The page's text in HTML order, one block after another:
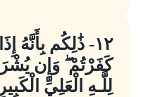
١٢- ذَٰلِكُم بِأَنَّهُ
كَفَرْتُمْ ۖ وَإِن
لِلَّـهِ الْعَلِيِّ الْكَبِيرِ